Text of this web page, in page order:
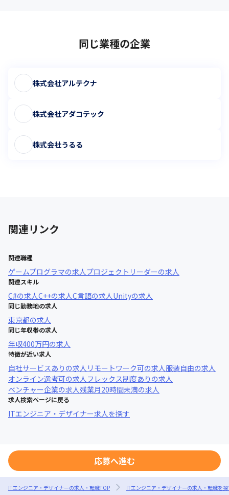
同じ業種の企業
株式会社アルテクナ
株式会社アダコテック
株式会社うるる
関連リンク
関連職種
ゲームプログラマの求人プロジェクトリーダーの求人
関連スキル
C#の求人C++の求人C言語の求人Unityの求人
同じ勤務地の求人
東京都の求人
同じ年収帯の求人
年収400万円の求人
特徴が近い求人
自社サービスあり の求人 リモートワーク可の求人服装自由の求人
オンライン選考可の求人フレックス制度あり の求人
ベンチャー企業の求人残業月20時間未満の求人
求人検索ページに戻る
ITエンジニア・デザイナー求人を探す
応募へ進む
ITエンジニア・デザイナーの求人・転職TOP ITエンジニア・デザイナーの求人・転職を